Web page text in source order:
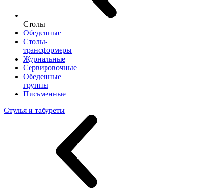
Столы
Обеденные
Столы-
трансформеры
Журнальные
Сервировочные
Обеденные
группы
Письменные
Стулья и табуреты